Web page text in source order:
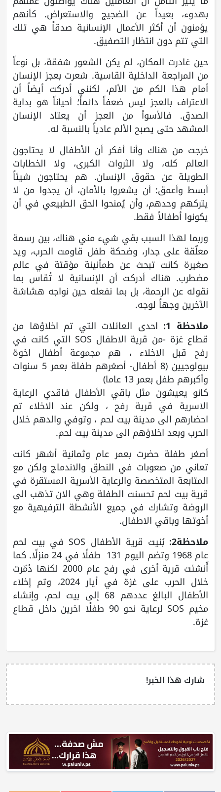
بهدوء، بعيداً عن الضجيج والاستعراض. كأنهم
يؤمنون أن أكثر الأعمال الإنسانية صدقاً هي تلك
التي تتم دون انتظار التصفيق.
حين غادرت المكان، لم يكن الشعور شفقة، بل نوعاً
من المراجعة الداخلية القاسية. شعرت بعجز الإنسان
أمام هذا الكم من الألم، لكنني أدركت أيضاً أن
الاعتراف بالعجز ليس ضعفاً دائماً؛ أحياناً هو بداية
الصدق. فالأسوأ من العجز أن يعتاد الإنسان
المشهد حتى يصبح الألم عادياً بالنسبة له.
خرجت من هناك وأنا أفكر أن الأطفال لا يحتاجون
العالم كله، ولا الثروات الكبرى، ولا الخطابات
الطويلة عن حقوق الإنسان. هم يحتاجون شيئاً
أبسط وأعمق: أن يشعروا بالأمان، أن يجدوا من لا
يتركهم وحدهم، وأن يُمنحوا الحق الطبيعي في أن
يكونوا أطفالاً فقط.
وربما لهذا السبب بقي شيء مني هناك، بين رسمة
معلّقة على جدار، وضحكة طفل قاومت الحرب، ويد
صغيرة كانت تبحث عن طمأنينة مؤقتة في عالم
مضطرب. هناك أدركت أن الإنسانية لا تُقاس بما
نقوله عن الرحمة، بل بما نفعله حين نواجه هشاشة
الآخرين وجهاً لوجه.
ملاحظة 1:
احدى العائلات التي تم اخلاؤها من
قطاع غزة -من قرية الاطفال SOS التي كانت في
رفح قبل الاخلاء ، هم مجموعة أطفال اخوة
بيولوجيين (8 أطفال- أصغرهم طفلة بعمر 5 سنوات
وأكبرهم طفل بعمر 13 عاما)
كانو يعيشون مثل باقي الأطفال فاقدي الرعاية
الاسرية في قرية رفح ، ولكن عند الاخلاء تم
احضارهم الى مدينة بيت لحم ، وتوفي والدهم خلال
الحرب وبعد اخلاؤهم الى مدينة بيت لحم.
أصغر طفلة حضرت بعمر عام وثمانية أشهر كانت
تعاني من صعوبات في النطق والاندماج ولكن مع
المتابعة المتخصصة والرعاية الأسرية المستقرة في
قرية بيت لحم تحسنت الطفلة وهي الان تذهب الى
الروضة وتشارك في جميع الأنشطة الترفيهية مع
أخوتها وباقي الاطفال.
ملاحظة2:
بُنيت قرية الأطفال SOS في بيت لحم
عام 1968 وتضم اليوم 131 طفلًا في 24 منزلًا. كما
أُنشئت قرية أخرى في رفح عام 2000 لكنها دُمّرت
خلال الحرب على غزة في أيار 2024، وتم إخلاء
الأطفال البالغ عددهم 68 إلى بيت لحم، وإنشاء
مخيم SOS لرعاية نحو 90 طفلًا اخرين داخل قطاع
غزة.
شارك هذا الخبر!